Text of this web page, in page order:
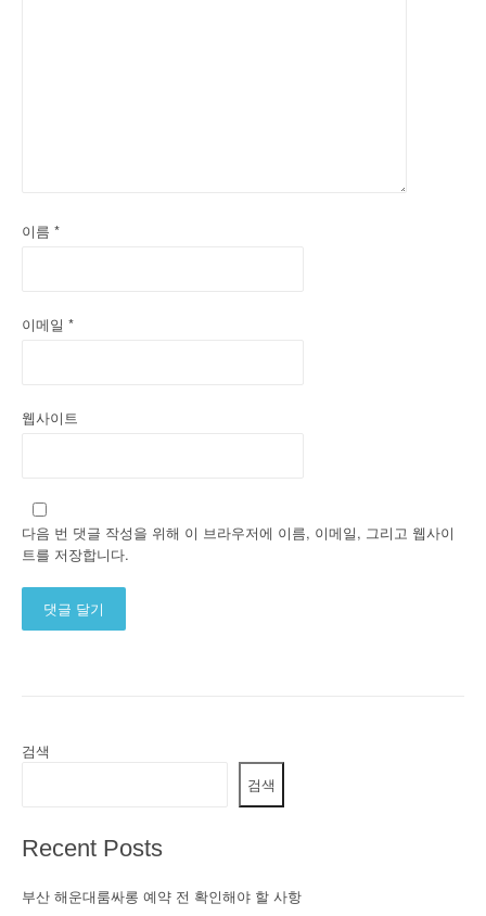
이름 *
이메일 *
웹사이트
다음 번 댓글 작성을 위해 이 브라우저에 이름, 이메일, 그리고 웹사이
트를 저장합니다.
검색
검색
Recent Posts
부산 해운대룸싸롱 예약 전 확인해야 할 사항